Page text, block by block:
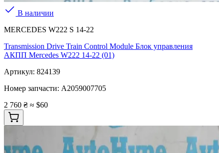
В наличии
MERCEDES W222 S 14-22
Transmission Drive Train Control Module Блок управления
АКПП Mercedes W222 14-22 (01)
Артикул: 824139
Номер запчасти: A2059007705
2 760 ₴ ≈ $60